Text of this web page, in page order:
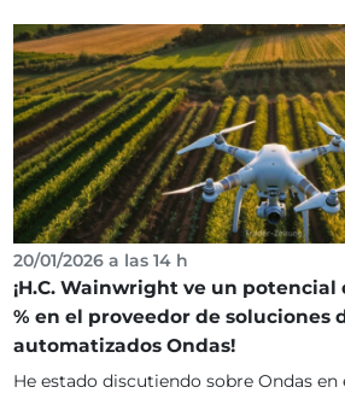
20/01/2026 a las 14 h
¡H.C. Wainwright ve un potencial
% en el proveedor de soluciones
automatizados Ondas!
He estado discutiendo sobre Ondas en